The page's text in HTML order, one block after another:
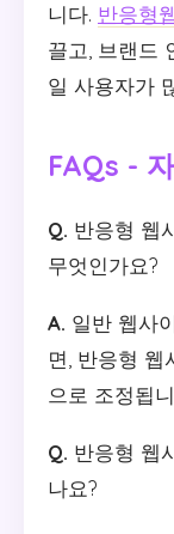
니다. 반응형
끌고, 브랜드
일 사용자가
FAQs -
Q. 반응형 웹
무엇인가요?
A. 일반 웹사
면, 반응형 웹
으로 조정됩
Q. 반응형 웹
나요?